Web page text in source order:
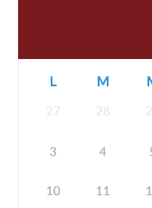
L M
27 28
3 4
10 11